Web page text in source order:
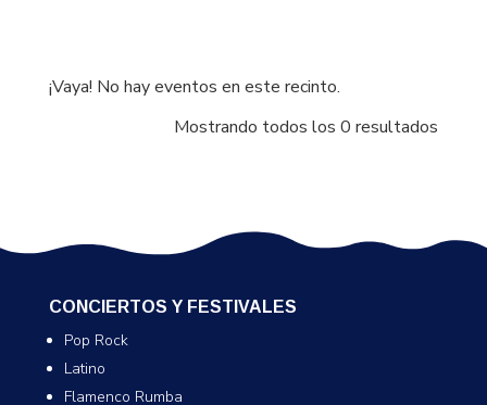
¡Vaya! No hay eventos en este recinto.
Mostrando todos los 0 resultados
CONCIERTOS Y FESTIVALES
Pop Rock
Latino
Flamenco Rumba